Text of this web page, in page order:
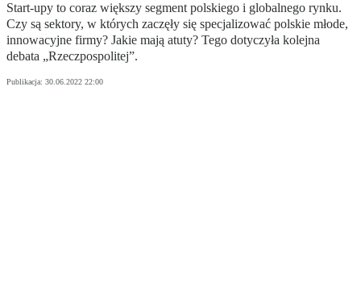
Start-upy to coraz większy segment polskiego i globalnego rynku.
Czy są sektory, w których zaczęły się specjalizować polskie młode,
innowacyjne firmy? Jakie mają atuty? Tego dotyczyła kolejna
debata „Rzeczpospolitej”.
Publikacja: 30.06.2022 22:00